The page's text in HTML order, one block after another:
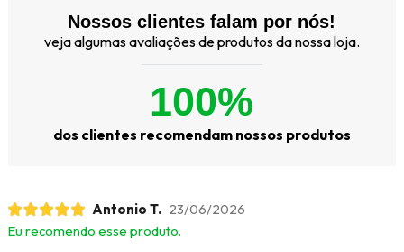
Nossos clientes falam por nós!
veja algumas avaliações de produtos da nossa loja.
100%
dos clientes recomendam nossos produtos
Antonio T. 23/06/2026
Eu recomendo esse produto.